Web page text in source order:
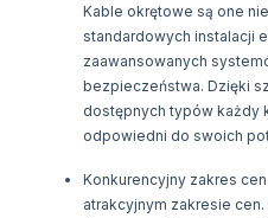
Kable okrętowe są one
standardowych instalacji
zaawansowanych
bezpieczeństwa. Dzięki
dostępnych typów każdy
odpowiedni do swoich
Konkurencyjny zakres
atrakcyjnym zakresie cen.